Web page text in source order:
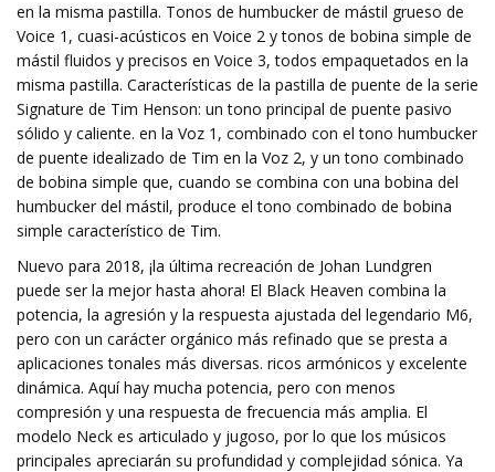
en la misma pastilla. Tonos de humbucker de mástil grueso de
Voice 1, cuasi-acústicos en Voice 2 y tonos de bobina simple de
mástil fluidos y precisos en Voice 3, todos empaquetados en la
misma pastilla. Características de la pastilla de puente de la serie
Signature de Tim Henson: un tono principal de puente pasivo
sólido y caliente. en la Voz 1, combinado con el tono humbucker
de puente idealizado de Tim en la Voz 2, y un tono combinado
de bobina simple que, cuando se combina con una bobina del
humbucker del mástil, produce el tono combinado de bobina
simple característico de Tim.
Nuevo para 2018, ¡la última recreación de Johan Lundgren
puede ser la mejor hasta ahora! El Black Heaven combina la
potencia, la agresión y la respuesta ajustada del legendario M6,
pero con un carácter orgánico más refinado que se presta a
aplicaciones tonales más diversas. ricos armónicos y excelente
dinámica. Aquí hay mucha potencia, pero con menos
compresión y una respuesta de frecuencia más amplia. El
modelo Neck es articulado y jugoso, por lo que los músicos
principales apreciarán su profundidad y complejidad sónica. Ya